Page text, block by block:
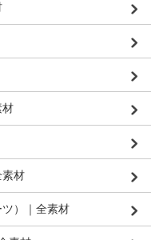
材
素材
）｜全素材